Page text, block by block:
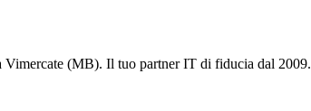
Vimercate (MB). Il tuo partner IT di fiducia dal 2009.